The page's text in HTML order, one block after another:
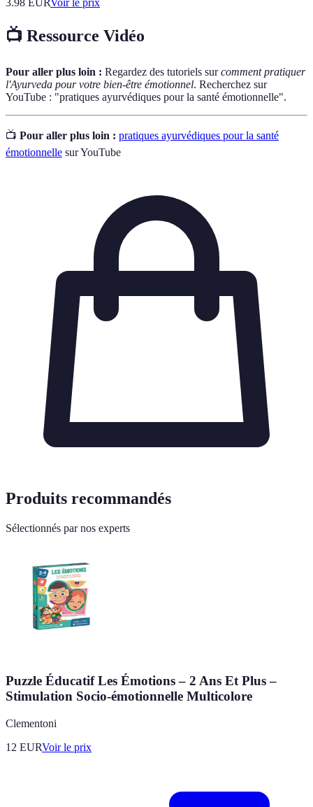
📺 Ressource Vidéo
Pour aller plus loin : Regardez des tutoriels surcomment pratiquer
l'Ayurveda pour votre bien-être émotionnel. Recherchez sur
YouTube : "pratiques ayurvédiques pour la santé émotionnelle".
📺 Pour aller plus loin : pratiques ayurvédiques pour la santé
émotionnelle sur YouTube
Produits recommandés
Sélectionnés par nos experts
Puzzle Éducatif Les Émotions – 2 Ans Et Plus –
Stimulation Socio-émotionnelle Multicolore
Clementoni
12 EURVoir le prix